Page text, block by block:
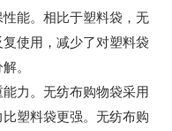
能。相比于塑料袋，无
使用，减少了对塑料袋
。
力。无纺布购物袋采用
塑料袋更强。无纺布购